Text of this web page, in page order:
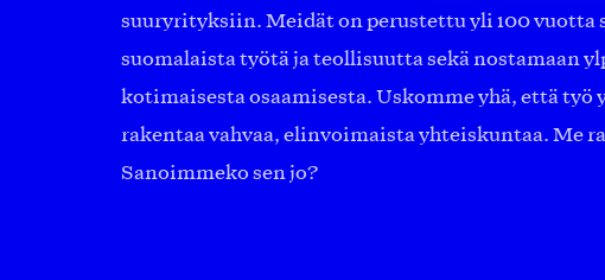
suuryrityksiin. Meidät on perustettu yli 100 vuotta
suomalaista työtä ja teollisuutta sekä nostamaan
kotimaisesta osaamisesta. Uskomme yhä, että työ
rakentaa vahvaa, elinvoimaista yhteiskuntaa. Me
Sanoimmeko sen jo?